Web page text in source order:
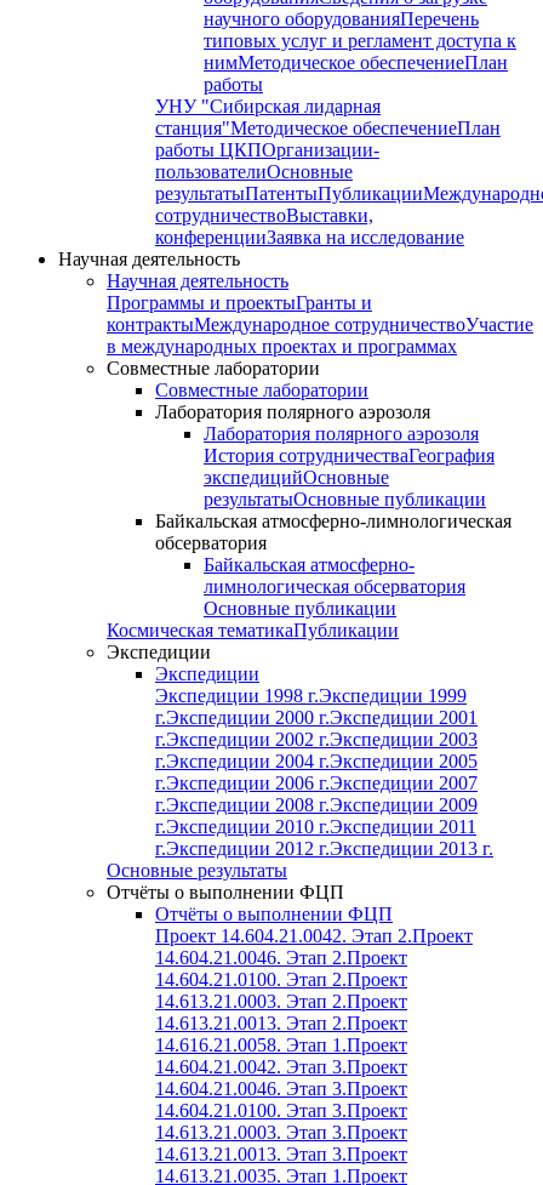
научного оборудованияПеречень
типовых услуг и регламент доступа к
нимМетодическое обеспечениеПлан
работы
УНУ "Сибирская лидарная
станция"Методическое обеспечениеПлан
работы ЦКПОрганизации-
пользователиОсновные
результатыПатентыПубликации
сотрудничествоВыставки,
конференцииЗаявка на исследование
Научная деятельность
Научная деятельность
Программы и проектыГранты и
контрактыМеждународное сотрудничествоУчастие
в международных проектах и программах
Совместные лаборатории
Совместные лаборатории
Лаборатория полярного аэрозоля
Лаборатория полярного аэрозоля
История сотрудничестваГеография
экспедицийОсновные
результатыОсновные публикации
Байкальская атмосферно-лимнологическая
обсерватория
Байкальская атмосферно-
лимнологическая обсерватория
Основные публикации
Космическая тематикаПубликации
Экспедиции
Экспедиции
Экспедиции 1998 г.Экспедиции 1999
г.Экспедиции 2000 г.Экспедиции 2001
г.Экспедиции 2002 г.Экспедиции 2003
г.Экспедиции 2004 г.Экспедиции 2005
г.Экспедиции 2006 г.Экспедиции 2007
г.Экспедиции 2008 г.Экспедиции 2009
г.Экспедиции 2010 г.Экспедиции 2011
г.Экспедиции 2012 г.Экспедиции 2013 г.
Основные результаты
Отчёты о выполнении ФЦП
Отчёты о выполнении ФЦП
Проект 14.604.21.0042. Этап 2.Проект
14.604.21.0046. Этап 2.Проект
14.604.21.0100. Этап 2.Проект
14.613.21.0003. Этап 2.Проект
14.613.21.0013. Этап 2.Проект
14.616.21.0058. Этап 1.Проект
14.604.21.0042. Этап 3.Проект
14.604.21.0046. Этап 3.Проект
14.604.21.0100. Этап 3.Проект
14.613.21.0003. Этап 3.Проект
14.613.21.0013. Этап 3.Проект
14.613.21.0035. Этап 1.Проект